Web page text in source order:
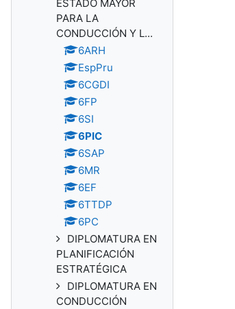
ESTADO MAYOR
PARA LA
CONDUCCIÓN Y L...
6ARH
EspPru
6CGDI
6FP
6SI
6PIC
6SAP
6MR
6EF
6TTDP
6PC
DIPLOMATURA EN
PLANIFICACIÓN
ESTRATÉGICA
DIPLOMATURA EN
CONDUCCIÓN